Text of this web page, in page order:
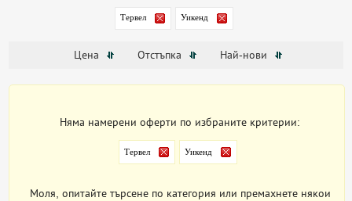
Тервел Уикенд
Цена Отстъпка Най-нови
Няма намерени оферти по избраните критерии:
Тервел Уикенд
Моля, опитайте търсене по категория или премахнете някои